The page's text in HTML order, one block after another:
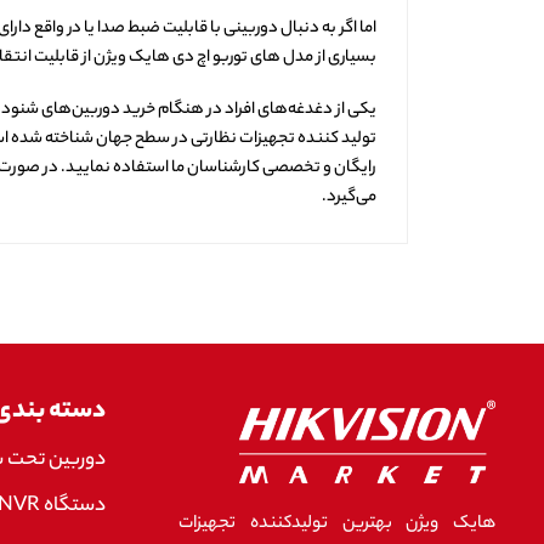
اما اگر به دنبال دوربینی با قابلیت ضبط صدا یا در
بسیاری از مدل های توربو اچ دی هایک ویژن از قابلیت
یکی از دغدغه‌های افراد در هنگام خرید دوربین‌های شنود
تولید کننده تجهیزات نظارتی در سطح جهان شناخته شده
رایگان و تخصصی کارشناسان ما استفاده نمایید. در
می‌گیرد.
هایک ویژن بهترین تولیدکننده تجهیزات
دسته
دوربین
دستگاه NVR هایک ویژن